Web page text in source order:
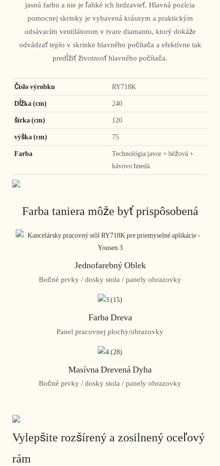
jasnú farbu a nie je ľahké ich hrdzavieť. Hlavná pozícia
pomocnej skrinky je vybavená krásnym a praktickým
odsávacím ventilátorom v tvare diamantu, ktorý dokáže
odvádzať teplo v skrinke hlavného počítača a efektívne tak
predĺžiť životnosť hlavného počítača.
Číslo výrobku RY718K
Dĺžka (cm) 240
šírka (cm) 120
výška (cm) 75
Farba
Technológia javor + béžová +
kávovo hnedá
Farba taniera môže byť prispôsobená
Jednofarebný Oblek
Bočné prvky / dosky stola / panely obrazovky
Farba Dreva
Panel pracovnej plochy/obrazovky
Masívna Drevená Dyha
Bočné prvky / dosky stola / panely obrazovky
Vylepšite rozšírený a zosilnený oceľový
rám